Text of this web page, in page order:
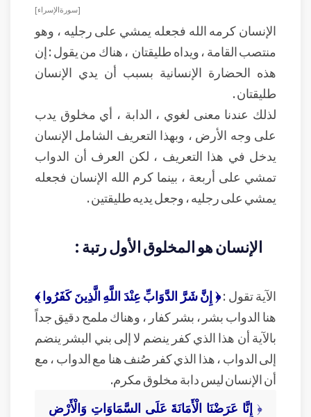
[ سورة الإسراء ]
الإنسان كرمه الله فجعله يمشي على رجليه ، وهو
منتصب القامة ، ويداه طليقتان ، هناك من يقول : إن
هذه الحضارة الإنسانية بسبب أن يدي الإنسان
طليقتان .
لذلك عندنا معنى لغوي ، الدابة ، أي مخلوق يدب
على وجه الأرض ، وبهذا التعريف الشامل الإنسان
يدخل في هذا التعريف ، لكن العرف أن الدواب
تمشي على أربعة ، بينما كرم الله الإنسان فجعله
يمشي على رجليه ، وجعل يديه طليقتين .
الإنسان هو المخلوق الأول رتبة :
الآية تقول :﴿ إِنَّ شَرَّ الدَّوَابِّ عِنْدَ اللَّهِ الَّذِينَ كَفَرُوا ﴾
هنا الدواب بشر ، بشر كفار ، وهناك ملمح دقيق جداً
بالآية أن هذا الذي كفر ينضم لا إلى بني البشر ينضم
إلى الدواب ، هذا الذي كفر صُنف هنا مع الدواب ، مع
أن الإنسان ليس دابة مخلوق مكرم.
﴿ إِنَّا عَرَضْنَا الْأَمَانَةَ عَلَى السَّمَاوَاتِ وَالْأَرْضِ